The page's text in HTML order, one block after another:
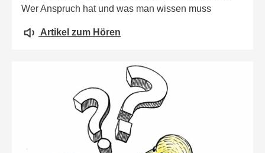
Wer Anspruch hat und was man wissen muss
Artikel zum Hören